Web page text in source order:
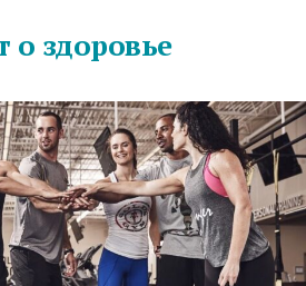
о здоровье